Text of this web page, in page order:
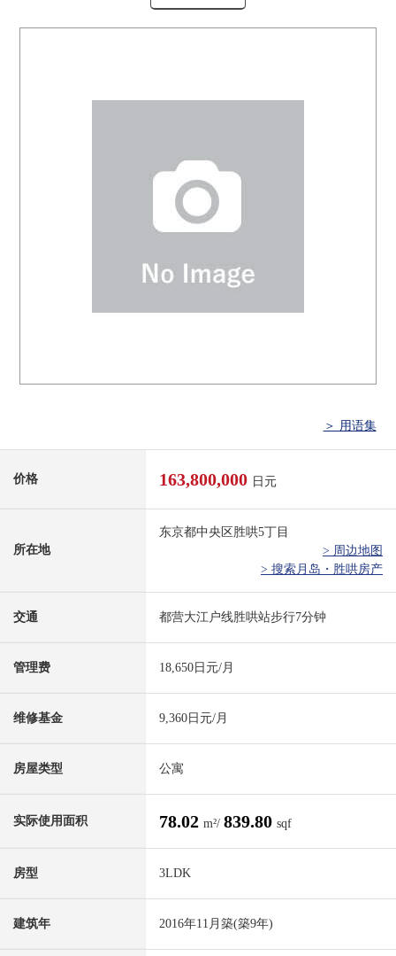
＞ 用语集
价格 163,800,000 日元
所在地
东京都中央区胜哄5丁目
> 周边地图
> 搜索月岛・胜哄房产
交通 都营大江户线胜哄站步行7分钟
管理费 18,650日元/月
维修基金 9,360日元/月
房屋类型 公寓
实际使用面积 78.02 m²/ 839.80 sqf
房型 3LDK
建筑年 2016年11月築(築9年)